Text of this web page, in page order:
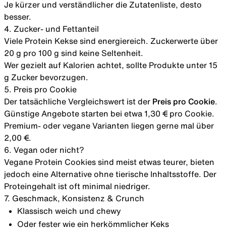
Je kürzer und verständlicher die Zutatenliste, desto
besser.
4. Zucker- und Fettanteil
Viele Protein Kekse sind energiereich. Zuckerwerte über
20 g pro 100 g sind keine Seltenheit.
Wer gezielt auf Kalorien achtet, sollte Produkte unter 15
g Zucker bevorzugen.
5. Preis pro Cookie
Der tatsächliche Vergleichswert ist der Preis pro Cookie
Günstige Angebote starten bei etwa 1,30 € pro Cookie.
Premium- oder vegane Varianten liegen gerne mal über
2,00 €.
6. Vegan oder nicht?
Vegane Protein Cookies sind meist etwas teurer, bieten
jedoch eine Alternative ohne tierische Inhaltsstoffe. Der
Proteingehalt ist oft minimal niedriger.
7. Geschmack, Konsistenz & Crunch
Klassisch weich und chewy
Oder fester wie ein herkömmlicher Keks